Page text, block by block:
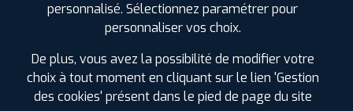
ⓘ A A
Prix unitaire
256.90€
personnalisé. Sélectionnez paramétrer pour
personnaliser vos choix.
De plus, vous avez la possibilité de modifier votre
choix à tout moment en cliquant sur le lien 'Gestion
des cookies' présent dans le pied de page du site